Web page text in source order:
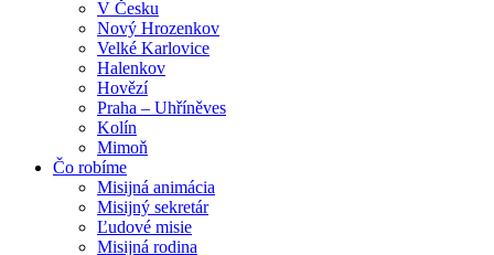
V Česku
Nový Hrozenkov
Velké Karlovice
Halenkov
Hovězí
Praha – Uhříněves
Kolín
Mimoň
Čo robíme
Misijná animácia
Misijný sekretár
Ľudové misie
Misijná rodina